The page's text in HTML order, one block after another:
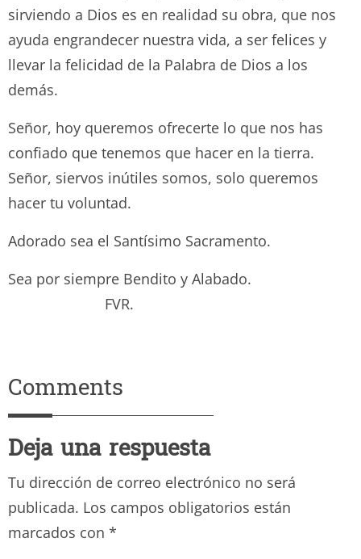
sirviendo a Dios es en realidad su obra, que nos
ayuda engrandecer nuestra vida, a ser felices y
llevar la felicidad de la Palabra de Dios a los
demás.
Señor, hoy queremos ofrecerte lo que nos has
confiado que tenemos que hacer en la tierra.
Señor, siervos inútiles somos, solo queremos
hacer tu voluntad.
Adorado sea el Santísimo Sacramento.
Sea por siempre Bendito y Alabado.
FVR.
Comments
Deja una respuesta
Tu dirección de correo electrónico no será
publicada. Los campos obligatorios están
marcados con *